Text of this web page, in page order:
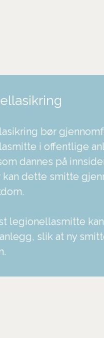
bør
i offentlige
dannes på
kan dette smitte
legionellasmitte
slik at ny